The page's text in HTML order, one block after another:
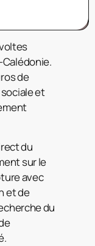
de
et
du
sur le
avec
et de
du